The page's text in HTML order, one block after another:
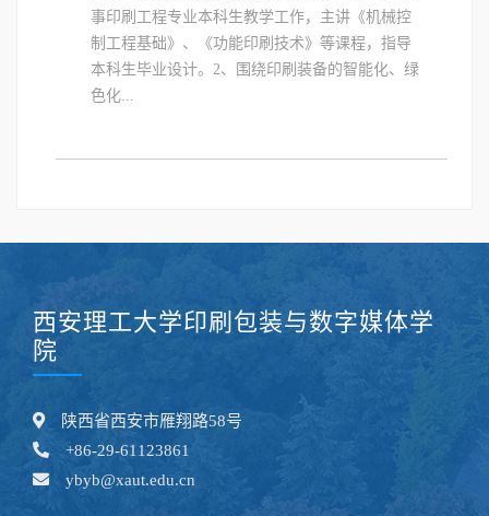
事印刷工程专业本科生教学工作，主讲《机械控
制工程基础》、《功能印刷技术》等课程，指导
本科生毕业设计。2、围绕印刷装备的智能化、绿
色化...
西安理工大学印刷包装与数字媒体学
院
陕西省西安市雁翔路58号
+86-29-61123861
ybyb@xaut.edu.cn